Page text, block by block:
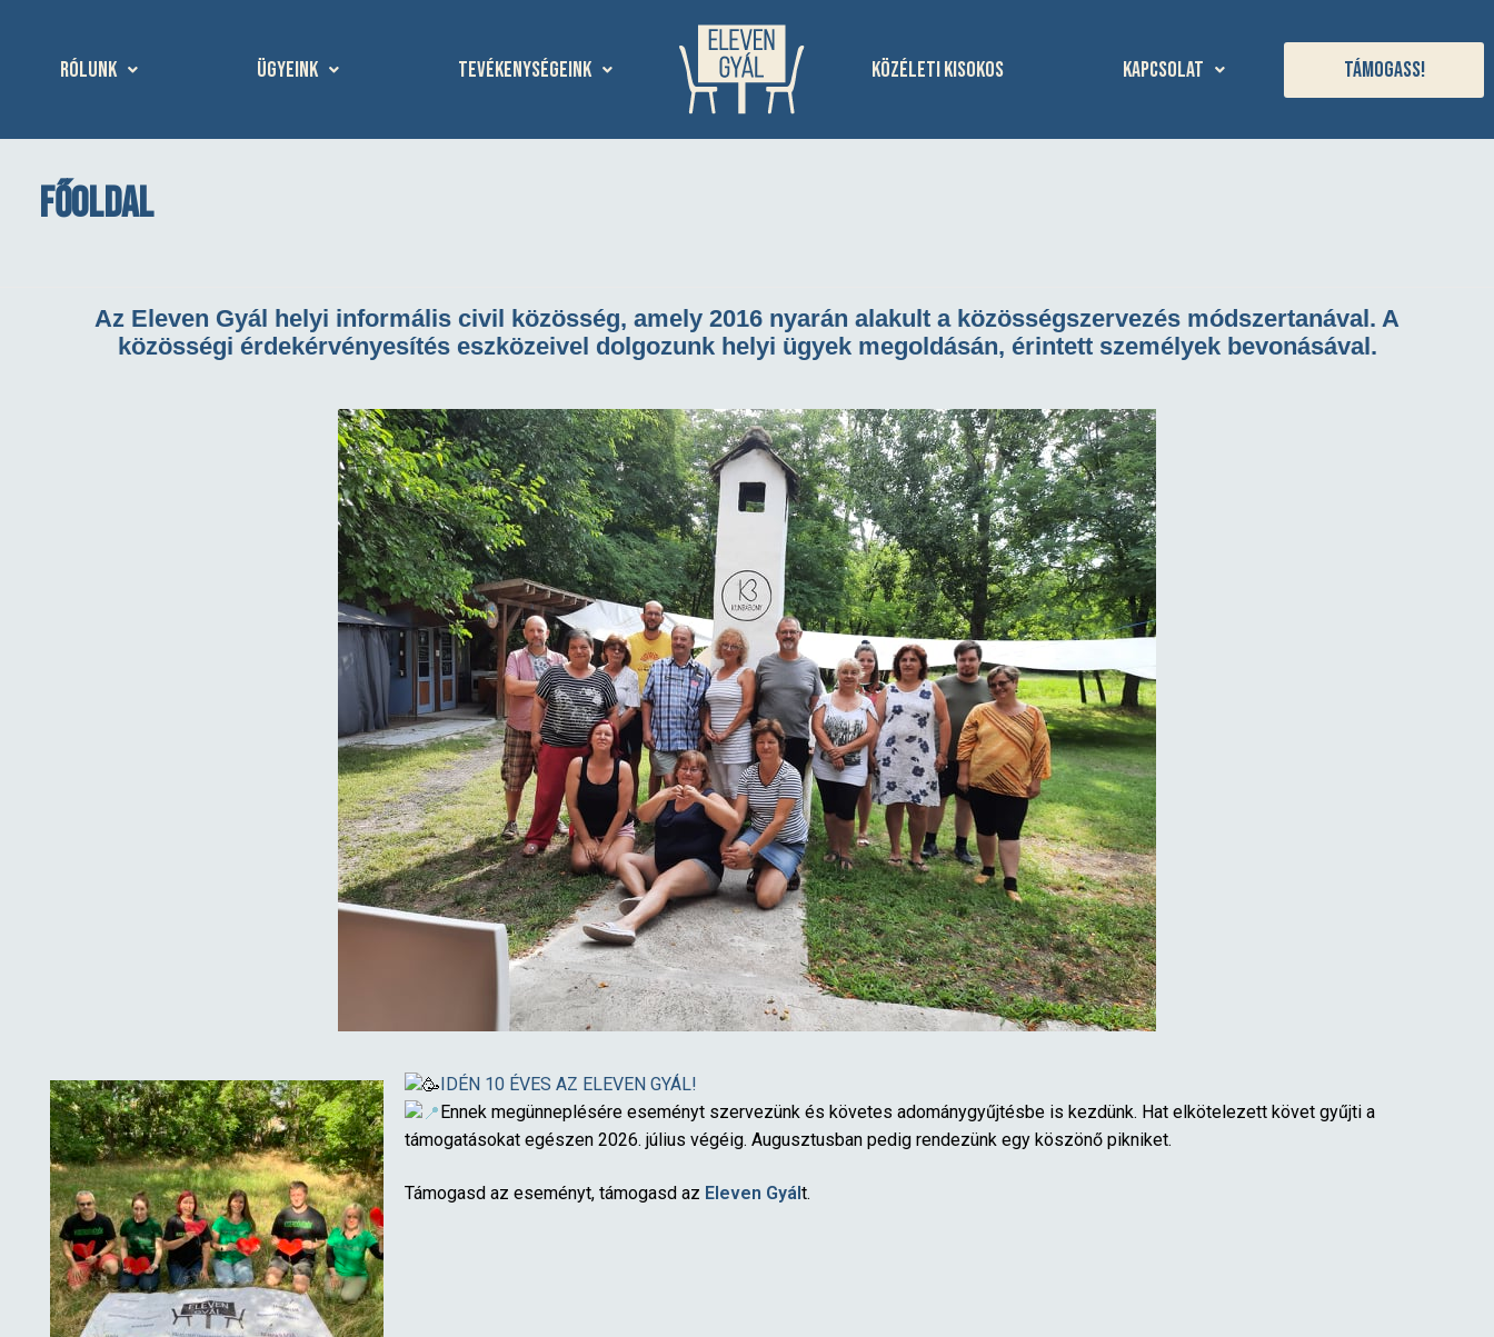
Rólunk Ügyeink Tevékenységeink Közéleti kisokos Kapcsolat Támogass!
Főoldal
Az Eleven Gyál helyi informális civil közösség, amely 2016 nyarán alakult a közösségszervezés módszertanával. A
közösségi érdekérvényesítés eszközeivel dolgozunk helyi ügyek megoldásán, érintett személyek bevonásával.
IDÉN 10 ÉVES AZ ELEVEN GYÁL!
Ennek megünneplésére eseményt szervezünk és követes adománygyűjtésbe is kezdünk. Hat elkötelezett követ gyűjti a
támogatásokat egészen 2026. július végéig. Augusztusban pedig rendezünk egy köszönő pikniket.
Támogasd az eseményt, támogasd az Eleven Gyált.